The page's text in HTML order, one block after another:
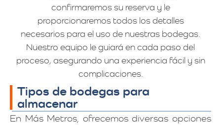
confirmaremos su reserva y le
proporcionaremos todos los detalles
necesarios para el uso de nuestras bodegas.
Nuestro equipo le guiará en cada paso del
proceso, asegurando una experiencia fácil y sin
complicaciones.
Tipos de bodegas para
almacenar
En Más Metros, ofrecemos diversas opciones